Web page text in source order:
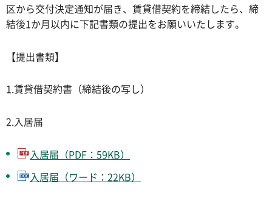
区から交付決定通知が届き、賃貸借契約を締結したら、締
結後1か月以内に下記書類の提出をお願いいたします。
【提出書類】
1.賃貸借契約書（締結後の写し）
2.入居届
入居届（PDF：59KB）
入居届（ワード：22KB）